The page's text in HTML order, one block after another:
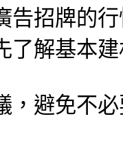
告招牌的
了解基本
，避免不